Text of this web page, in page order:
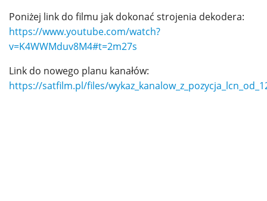
Poniżej link do filmu jak dokonać strojenia dekodera:
https://www.youtube.com/watch?
v=K4WWMduv8M4#t=2m27s
Link do nowego planu kanałów:
https://satfilm.pl/files/
Ochrona Danych Osobowych
Ochrona sygnalisty
Polityka plików Cookies